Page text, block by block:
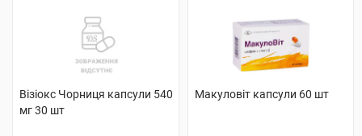
Візіокс Чорниця капсули 540
мг 30 шт
Макуловіт капсули 60 шт